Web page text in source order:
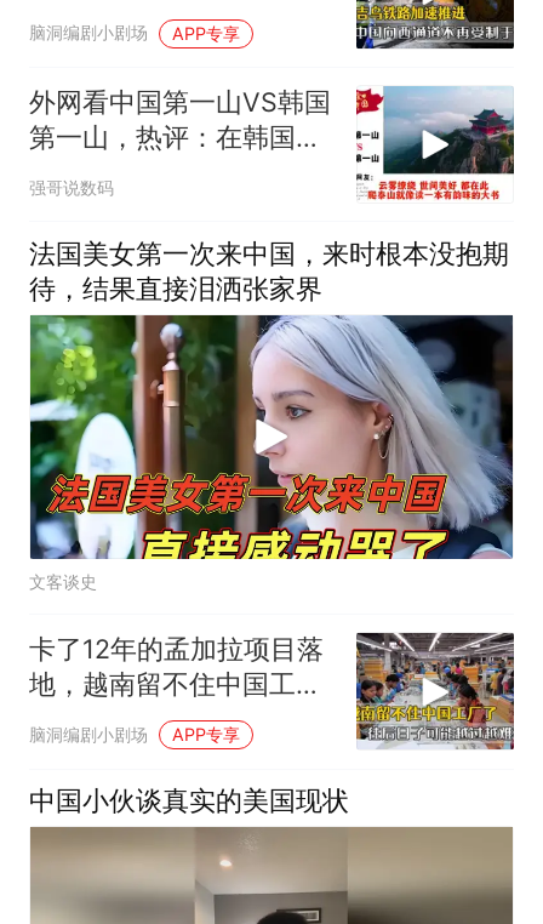
下向西通道自主权
脑洞编剧小剧场 APP专享
外网看中国第一山VS韩国
第一山，热评：在韩国土
强哥说数码
法国美女第一次来中国，来时根本没抱期
待，结果直接泪洒张家界
文客谈史
卡了12年的孟加拉项目落
地，越南留不住中国工
厂，今年越过越难
脑洞编剧小剧场 APP专享
中国小伙谈真实的美国现状